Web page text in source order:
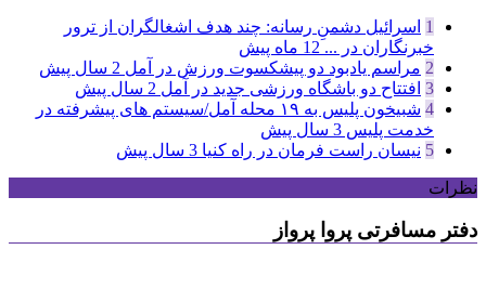
1 اسرائیل دشمنِ رسانه: چند هدف اشغالگران از ترور
خبرنگاران در ... 12 ماه پیش
2 مراسم یادبود دو پیشکسوت ورزش در آمل 2 سال پیش
3 افتتاح دو باشگاه ورزشی جدید در آمل 2 سال پیش
4
شبیخون پلیس به ۱۹ محله آمل/سیستم های پیشرفته در
خدمت پلیس 3 سال پیش
5 نیسان راست فرمان در راه کنیا 3 سال پیش
نظرات
دفتر مسافرتی پروا پرواز